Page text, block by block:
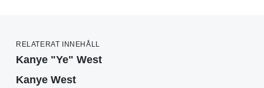
RELATERAT INNEHÅLL
Kanye "Ye" West
Kanye West